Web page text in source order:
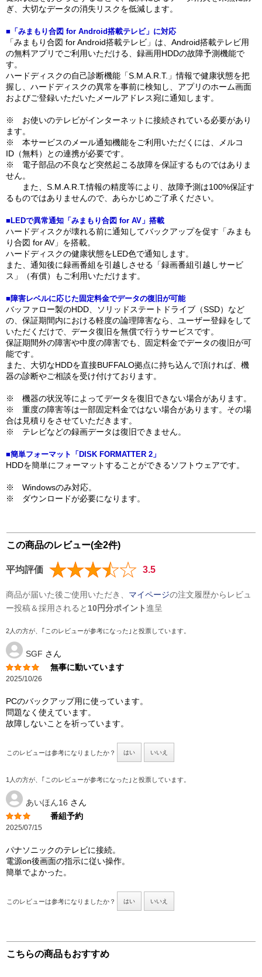
ぎ、大切なデータの消失リスクを低減します。
■「みまもり合図 for Android搭載テレビ」に対応
「みまもり合図 for Android搭載テレビ」は、Android搭載テレビ用
の無料アプリでご利用いただける、録画用HDDの故障予測機能で
す。
ハードディスクの自己診断機能「S.M.A.R.T.」情報で健康状態を把
握し、ハードディスクの異常を事前に検知し、アプリのホーム画面
およびご登録いただいたメールアドレス宛に通知します。
※ お使いのテレビがインターネットに接続されている必要があり
ます。
※ 本サービスのメール通知機能をご利用いただくには、メルコ
ID（無料）との連携が必要です。
※ 電子部品の不良など突然起こる故障を保証するものではありま
せん。
また、S.M.A.R.T.情報の精度等により、故障予測は100%保証す
るものではありませんので、あらかじめご了承ください。
■LEDで異常通知「みまもり合図 for AV」搭載
ハードディスクが壊れる前に通知してバックアップを促す「みまも
り合図 for AV」を搭載。
ハードディスクの健康状態をLED色で通知します。
また、通知後に録画番組を引越しさせる「録画番組引越しサービ
ス」（有償）もご利用いただけます。
■障害レベルに応じた固定料金でデータの復旧が可能
バッファロー製のHDD、ソリッドステートドライブ（SSD）など
の、保証期間内における軽度の論理障害なら、ユーザー登録をして
いただくだけで、データ復旧を無償で行うサービスです。
保証期間外の障害や中度の障害でも、固定料金でデータの復旧が可
能です。
また、大切なHDDを直接BUFFALO拠点に持ち込んで頂ければ、機
器の診断やご相談を受け付けております。
※ 機器の状況等によってデータを復旧できない場合があります。
※ 重度の障害等は一部固定料金ではない場合があります。その場
合は見積りをさせていただきます。
※ テレビなどの録画データは復旧できません。
■簡単フォーマット「DISK FORMATTER 2」
HDDを簡単にフォーマットすることができるソフトウェアです。
※ Windowsのみ対応。
※ ダウンロードが必要になります。
この商品のレビュー(全2件)
平均評価 3.5
商品が届いた後ご使用いただき、 マイページの注文履歴からレビュ
ー投稿＆採用されると 10円分ポイント進呈
2人の方が、｢このレビューが参考になった｣と投票しています。
SGF さん
無事に動いています
2025/10/26
PCのバックアップ用に使っています。
問題なく使えています。
故障しないことを祈っています。
このレビューは参考になりましたか？ はい いいえ
1人の方が、｢このレビューが参考になった｣と投票しています。
あいほん16 さん
番組予約
2025/07/15
パナソニックのテレビに接続。
電源on後画面の指示に従い操作。
簡単でよかった。
このレビューは参考になりましたか？ はい いいえ
こちらの商品もおすすめ